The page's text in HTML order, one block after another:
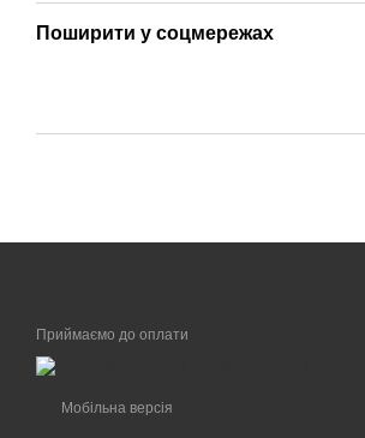
Поширити у соцмережах
Приймаємо до оплати
Мобільна версія